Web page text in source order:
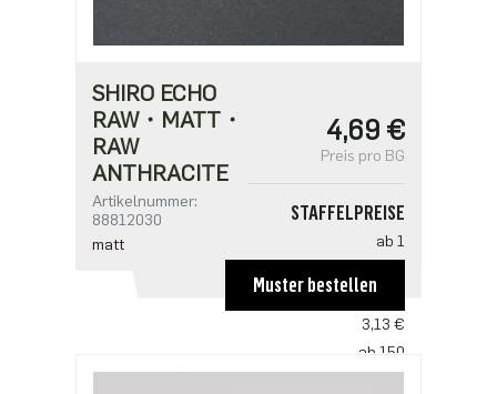
SHIRO ECHO
RAW・MATT・
RAW
ANTHRACITE
Artikelnummer:
88812030
matt
4,69 €
Preis pro BG
STAFFELPREISE
ab 1
ab 75
3,13 €
ab 150
Muster bestellen